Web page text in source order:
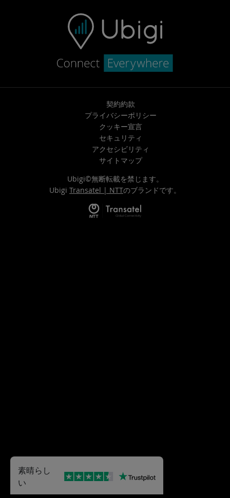
契約約款
プライバシーポリシー
クッキー宣言
セキュリティ
アクセシビリティ
サイトマップ
Ubigi©無断転載を禁じます。
Ubigi Transatel | NTTのブランドです。
素晴らし
い